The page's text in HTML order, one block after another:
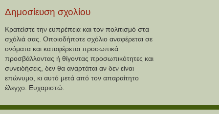
Δημοσίευση σχολίου
Κρατείστε την ευπρέπεια και τον πολιτισμό στα
σχόλιά σας. Οποιοδήποτε σχόλιο αναφέρεται σε
ονόματα και καταφέρεται προσωπικά
προσβάλλοντας ή θίγοντας προσωπικότητες και
συνειδήσεις, δεν θα αναρτάται αν δεν είναι
επώνυμο, κι αυτό μετά από τον απαραίτητο
έλεγχο. Ευχαριστώ.